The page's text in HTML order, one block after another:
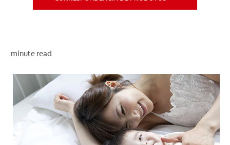
PARA PROFISSIONAIS
PT (PT)
minute read